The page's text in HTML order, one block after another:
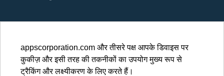
appscorporation.com और तीसरे पक्ष आपके डिवाइस पर
कुकीज़ और इसी तरह की तकनीकों का उपयोग मुख्य रूप से
ट्रैकिंग और लक्ष्यीकरण के लिए करते हैं।